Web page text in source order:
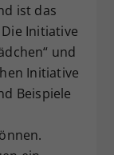
ist das
Initiative
und
Initiative
Beispiele